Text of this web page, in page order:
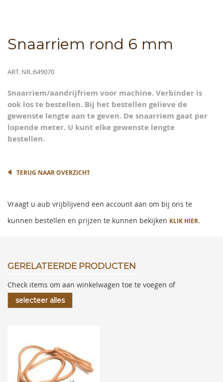
Snaarriem rond 6 mm
Meer
ART. NR.649070
Snaarriem/aandrijfriem voor machine. Verbinder is
ook los te bestellen. Bij het bestellen gelieve de
gewenste lengte aan te geven. De snaarriem gaat per
lopende meter. U kunt elke gewenste lengte
bestellen.
Skip
to
images
gallery
TERUG NAAR OVERZICHT
Vraagt u aub vrijblijvend een account aan om bij ons te
kunnen bestellen en prijzen te kunnen bekijken KLIK HIER.
GERELATEERDE PRODUCTEN
Check items om aan winkelwagen toe te voegen of
selecteer alles